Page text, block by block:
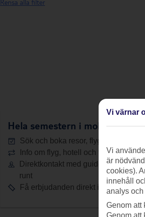
Rensa alla filter
Hela semestern i mobilen.
Sök och boka resor, flyg och hotell
Info om flyg, hotell och transfer
Direktkontakt med guiderna dygnet
runt
Få erbjudanden direkt i appen
Vi värnar
Vi
är
cookies).
innehåll
analys
Genom att
Genom att